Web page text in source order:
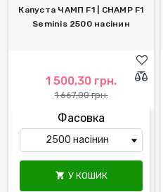
Капуста ЧАМП F1 | CHAMP F1
Seminis 2500 насінин
1 500,30 грн.
1 667,00 грн.
Фасовка
 У КОШИК